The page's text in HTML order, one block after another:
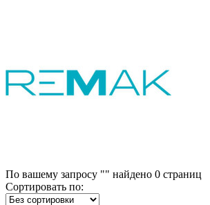
По вашему запросу "" найдено 0 страниц
Сортировать по: